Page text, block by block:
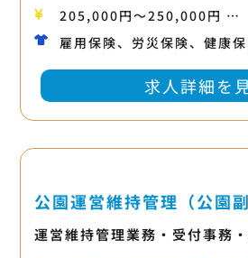
205,000円〜250,000円 …
雇用保険、労災保険、健康
求人詳細を
公園運営維持管理（公園
運営維持管理業務・受付事務